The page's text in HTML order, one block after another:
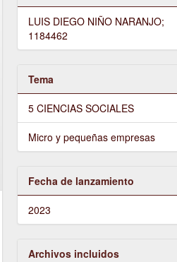
LUIS DIEGO NIÑO NARANJO;
1184462
Tema
5 CIENCIAS SOCIALES
Micro y pequeñas empresas
Fecha de lanzamiento
2023
Archivos incluidos